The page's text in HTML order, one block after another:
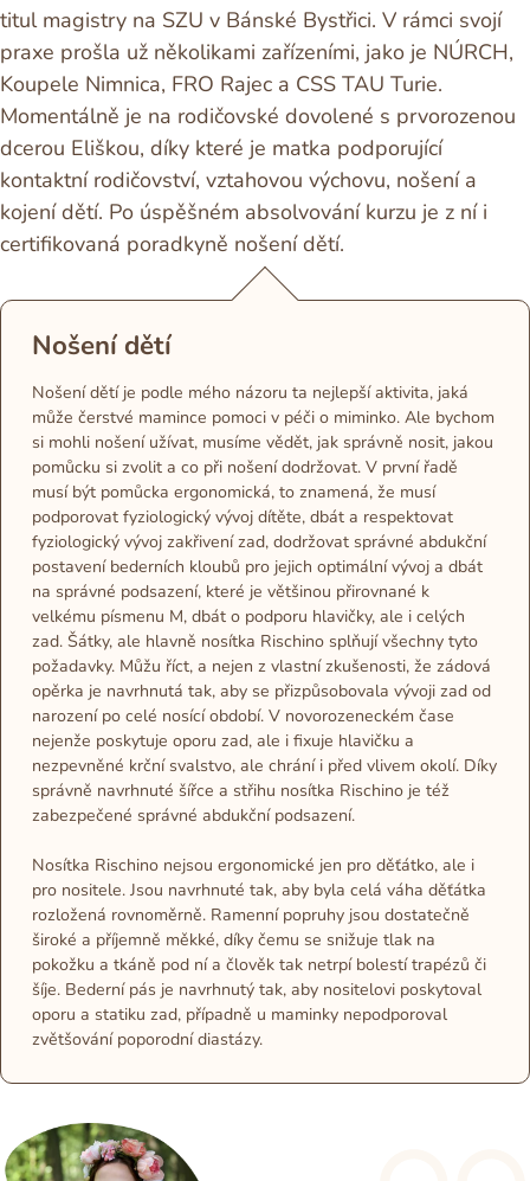
titul magistry na SZU v Bánské Bystřici. V rámci svojí
praxe prošla už několikami zařízeními, jako je NÚRCH,
Koupele Nimnica, FRO Rajec a CSS TAU Turie.
Momentálně je na rodičovské dovolené s prvorozenou
dcerou Eliškou, díky které je matka podporující
kontaktní rodičovství, vztahovou výchovu, nošení a
kojení dětí. Po úspěšném absolvování kurzu je z ní i
certifikovaná poradkyně nošení dětí.
Nošení dětí
Nošení dětí je podle mého názoru ta nejlepší aktivita, jaká
může čerstvé mamince pomoci v péči o miminko. Ale bychom
si mohli nošení užívat, musíme vědět, jak správně nosit, jakou
pomůcku si zvolit a co při nošení dodržovat. V první řadě
musí být pomůcka ergonomická, to znamená, že musí
podporovat fyziologický vývoj dítěte, dbát a respektovat
fyziologický vývoj zakřivení zad, dodržovat správné abdukční
postavení bederních kloubů pro jejich optimální vývoj a dbát
na správné podsazení, které je většinou přirovnané k
velkému písmenu M, dbát o podporu hlavičky, ale i celých
zad. Šátky, ale hlavně nosítka Rischino splňují všechny tyto
požadavky. Můžu říct, a nejen z vlastní zkušenosti, že zádová
opěrka je navrhnutá tak, aby se přizpůsobovala vývoji zad od
narození po celé nosící období. V novorozeneckém čase
nejenže poskytuje oporu zad, ale i fixuje hlavičku a
nezpevněné krční svalstvo, ale chrání i před vlivem okolí. Díky
správně navrhnuté šířce a střihu nosítka Rischino je též
zabezpečené správné abdukční podsazení.
Nosítka Rischino nejsou ergonomické jen pro děťátko, ale i
pro nositele. Jsou navrhnuté tak, aby byla celá váha děťátka
rozložená rovnoměrně. Ramenní popruhy jsou dostatečně
široké a příjemně měkké, díky čemu se snižuje tlak na
pokožku a tkáně pod ní a člověk tak netrpí bolestí trapézů či
šíje. Bederní pás je navrhnutý tak, aby nositelovi poskytoval
oporu a statiku zad, případně u maminky nepodporoval
zvětšování poporodní diastázy.